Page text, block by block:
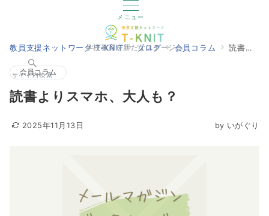
メニュー
学校教育を新たなステージへ
サイト内検索
教員支援ネットワーク T-KNIT ブログ 会員コラム 読書よりスマホ、大人も？
会員コラム
読書よりスマホ、大人も？
2025年11月13日 by いがぐり